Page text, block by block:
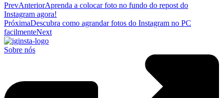
PrevAnteriorAprenda a colocar foto no fundo do repost do
Instagram agora!
PróximaDescubra como agrandar fotos do Instagram no PC
facilmenteNext
Sobre nós